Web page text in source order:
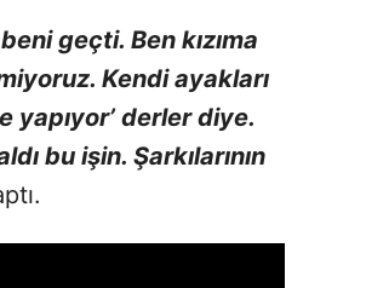
geçti. Ben kızıma
Kendi ayakları
yapıyor’ derler diye.
bu işin. Şarkılarının